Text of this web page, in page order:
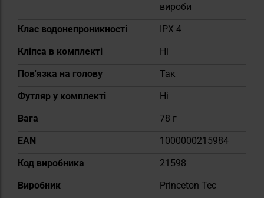
вироби
Клас водонепроникності
IPX 4
Кліпса в комплекті
Ні
Пов'язка на голову
Так
Футляр у комплекті
Ні
Вага
78 г
EAN
1000000215984
Код виробника
21598
Виробник
Princeton Tec